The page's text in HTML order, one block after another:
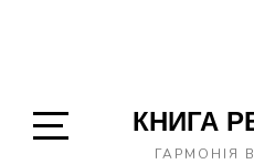
КНИГА
ГАРМОНІЯ